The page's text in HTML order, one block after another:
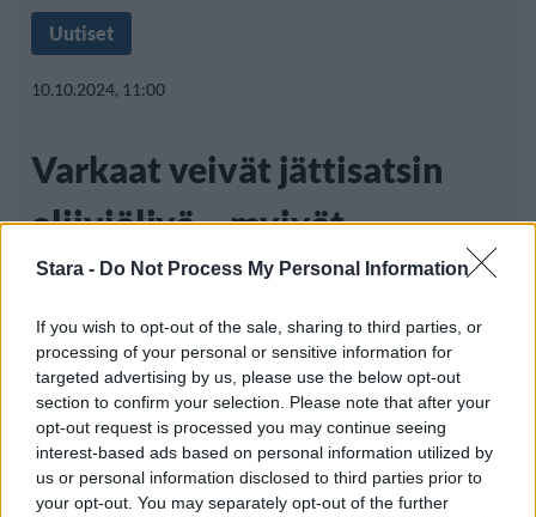
Stara - Do Not Process My Personal Information
If you wish to opt-out of the sale, sharing to third parties, or
processing of your personal or sensitive information for
targeted advertising by us, please use the below opt-out
section to confirm your selection. Please note that after your
opt-out request is processed you may continue seeing
interest-based ads based on personal information utilized by
us or personal information disclosed to third parties prior to
your opt-out. You may separately opt-out of the further
Uutiset
10.10.2024, 11:00
Varkaat veivät jättisatsin
oliiviöljyä – myivät
miljoonahintaan eteenpäin
Varkaat varastivat viime kuussa 18
rekkalastillista korkealuokkaista Terra
Delyssa oliiviöljyä